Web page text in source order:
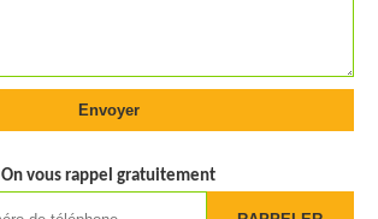
On vous rappel gratuitement